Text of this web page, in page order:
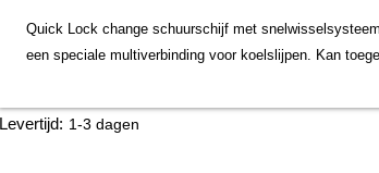
Quick Lock change schuurschijf met
een speciale multiverbinding voor koelslijpen. Kan
Levertijd: 1-3 dagen